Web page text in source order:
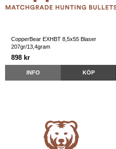
CopperBear EXHBT 8,5x55 Blaser
207gr/13,4gram
898 kr
INFO KÖP